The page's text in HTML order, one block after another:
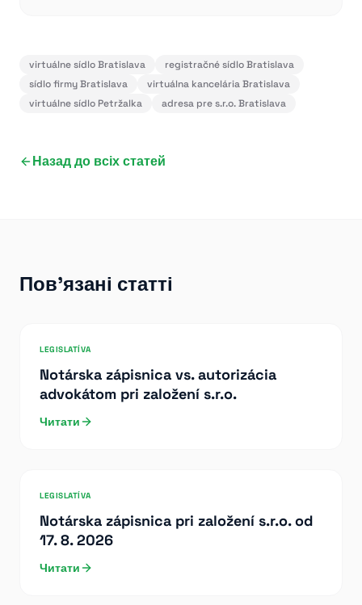
virtuálne sídlo Bratislava
registračné sídlo Bratislava
sídlo firmy Bratislava
virtuálna kancelária Bratislava
virtuálne sídlo Petržalka
adresa pre s.r.o. Bratislava
Назад до всіх статей
Пов'язані статті
LEGISLATÍVA
Notárska zápisnica vs. autorizácia
advokátom pri založení s.r.o.
Читати
LEGISLATÍVA
Notárska zápisnica pri založení s.r.o. od
17. 8. 2026
Читати